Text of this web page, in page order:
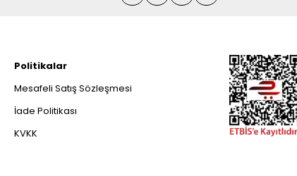
Politikalar
Mesafeli Satış Sözleşmesi
İade Politikası
KVKK